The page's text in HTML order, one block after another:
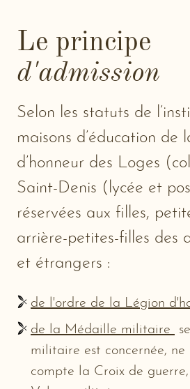
Le principe
d'admission
Selon les statuts de
maisons d’éducation de
d’honneur des Loges
Saint-Denis (lycée et
réservées aux filles,
arrière-petites-filles des
et étrangers :
de l'ordre de la Légion
de la Médaille militaire
militaire est concernée, ne
compte la Croix de